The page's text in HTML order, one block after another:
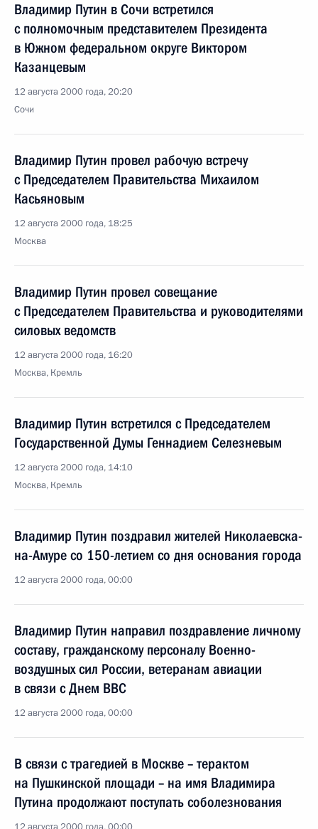
Владимир Путин в Сочи встретился
с полномочным представителем Президента
в Южном федеральном округе Виктором
Казанцевым
12 августа 2000 года, 20:20
Сочи
Владимир Путин провел рабочую встречу
с Председателем Правительства Михаилом
Касьяновым
12 августа 2000 года, 18:25
Москва
Владимир Путин провел совещание
с Председателем Правительства и руководителями
силовых ведомств
12 августа 2000 года, 16:20
Москва, Кремль
Владимир Путин встретился с Председателем
Государственной Думы Геннадием Селезневым
12 августа 2000 года, 14:10
Москва, Кремль
Владимир Путин поздравил жителей Николаевска-
на-Амуре со 150-летием со дня основания города
12 августа 2000 года, 00:00
Владимир Путин направил поздравление личному
составу, гражданскому персоналу Военно-
воздушных сил России, ветеранам авиации
в связи с Днем ВВС
12 августа 2000 года, 00:00
В связи с трагедией в Москве – терактом
на Пушкинской площади – на имя Владимира
Путина продолжают поступать соболезнования